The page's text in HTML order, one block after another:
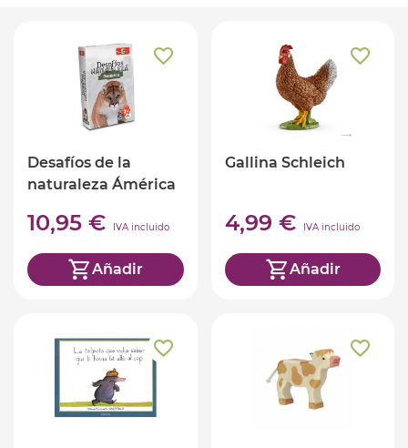
Desafíos de la
naturaleza Ámérica
10,95 € IVA incluido
Añadir
Gallina Schleich
4,99 € IVA incluido
Añadir